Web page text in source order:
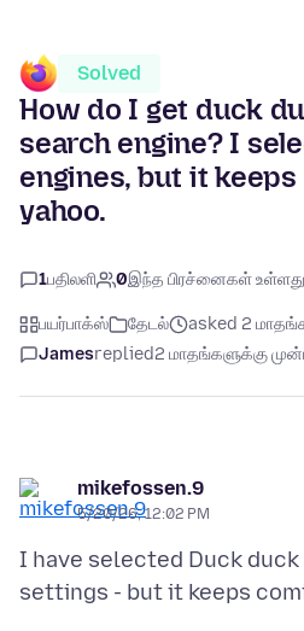
Solved
How do I get duck
search engine? I
engines, but it
yahoo.
1பதிலளி 0இந்த பிரச்னைகள் உள்ளது
பயர்பாக்ஸ் தேடல்
asked 2
Jamesreplied2 மாதங்களுக்கு
mikefossen.9
5/20/26, 12:02 PM
I have selected Duck